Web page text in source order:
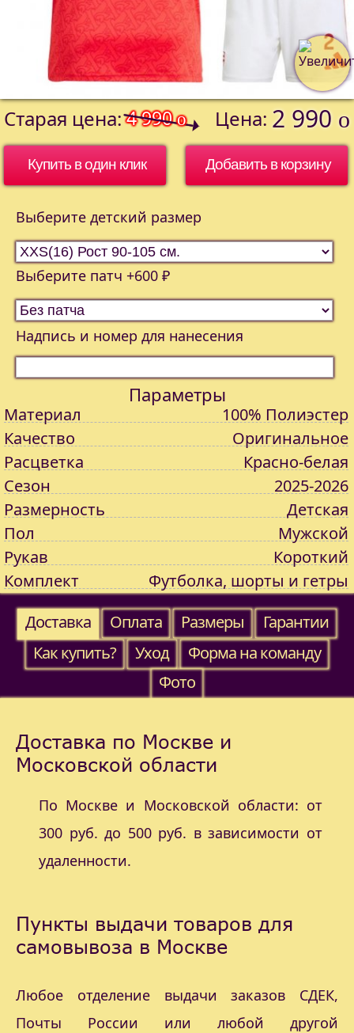
Старая цена: 4 990o Цена: 2 990 o
Купить в один клик
Выберите детский размер
Выберите патч +600 ₽
Надпись и номер для нанесения
Параметры
Материал
100% Полиэстер
Качество
Оригинальное
Расцветка
Красно-белая
Сезон
2025-2026
Размерность
Детская
Пол
Мужской
Рукав
Короткий
Комплект
Футболка, шорты и гетры
Доставка
Оплата Размеры
Гарантии
Как купить?
Уход
Форма на команду
Фото
Доставка по Москве и
Московской области
По Москве и Московской области: от
300 руб. до 500 руб. в зависимости от
удаленности.
Пункты выдачи товаров для
самовывоза в Москве
Любое отделение выдачи заказов СДЕК,
Почты России или любой другой